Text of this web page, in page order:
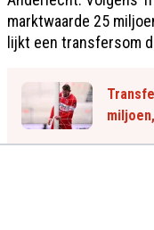
marktwaarde 25
lijkt een transfersom